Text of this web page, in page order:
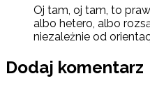
Oj tam, oj tam, to
albo hetero, albo
niezależnie od
Dodaj komentarz